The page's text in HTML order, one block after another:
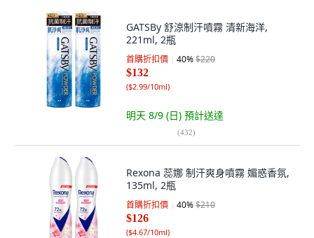
GATSBy 舒涼制汗噴霧 清新海洋,
221ml, 2瓶
首購折扣價 40%$220
$132
($2.99/10ml)
明天 8/9 (日) 預計送達
(432)
Rexona 蕊娜 制汗爽身噴霧 媚惑香氛,
135ml, 2瓶
首購折扣價 40%$210
$126
($4.67/10ml)